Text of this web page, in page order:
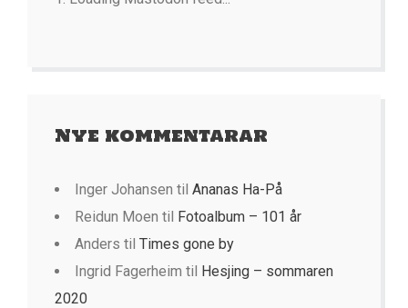
Nye kommentarar
Inger Johansen til Ananas Ha-På
Reidun Moen til Fotoalbum – 101 år
Anders til Times gone by
Ingrid Fagerheim til Hesjing – sommaren
2020